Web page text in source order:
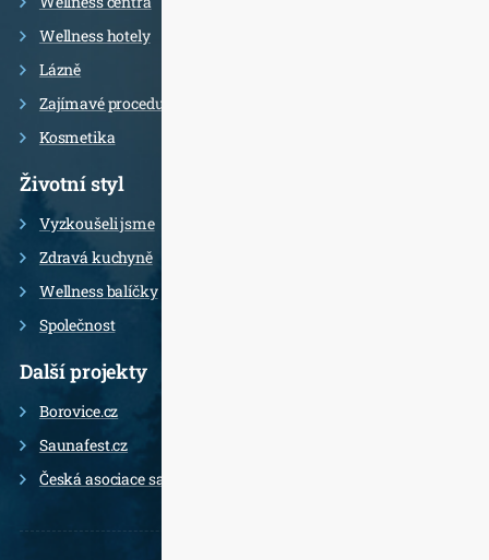
Wellness hotely
Lázně
Zajímavé procedury
Kosmetika
Životní styl
Vyzkoušeli jsme
Zdravá kuchyně
Wellness balíčky
Společnost
Další projekty
Borovice.cz
Saunafest.cz
Česká asociace saunérů